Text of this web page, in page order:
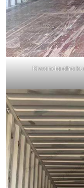
Kiwanda cha